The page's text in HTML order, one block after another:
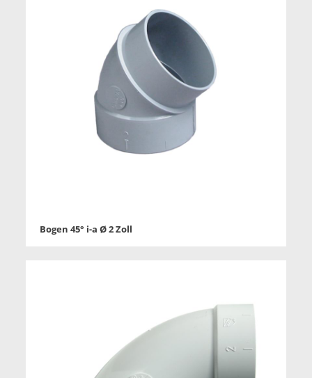
Bogen 45° i-a Ø 2 Zoll